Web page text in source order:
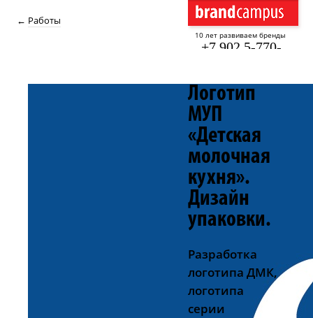
Работы
10 лет развиваем бренды
+7 902 5-770-
Логотип
МУП
«Детская
молочная
кухня».
Дизайн
упаковки.
Разработка
логотипа ДМК,
логотипа
серии